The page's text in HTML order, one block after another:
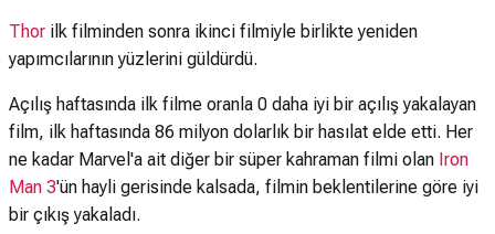
Thor ilk filminden sonra ikinci filmiyle birlikte yeniden
yapımcılarının yüzlerini güldürdü.
Açılış haftasında ilk filme oranla 0 daha iyi bir açılış yakalayan
film, ilk haftasında 86 milyon dolarlık bir hasılat elde etti. Her
ne kadar Marvel'a ait diğer bir süper kahraman filmi olan Iron
Man 3'ün hayli gerisinde kalsada, filmin beklentilerine göre iyi
bir çıkış yakaladı.